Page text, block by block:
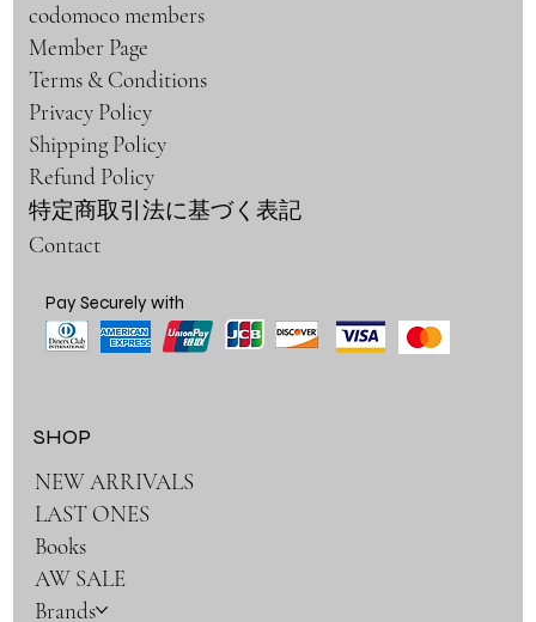
codomoco members
Member Page
Terms & Conditions
Privacy Policy
Shipping Policy
Refund Policy
特定商取引法に基づく表記
Contact
SHOP
NEW ARRIVALS
LAST ONES
Books
AW SALE
Brands
Pay Securely with